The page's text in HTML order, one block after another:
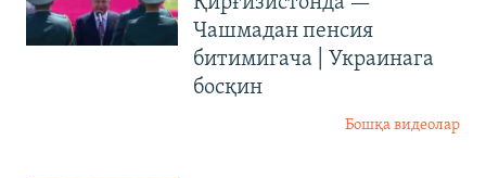
Чашмадан пенсия
битимигача | Украинага
босқин
Бошқа видеолар